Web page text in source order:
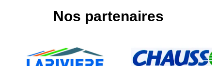
Nos partenaires